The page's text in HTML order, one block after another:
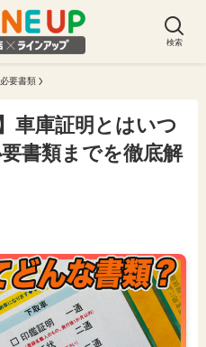
検索
必要書類
車庫証明とはいつ
書類までを徹底解